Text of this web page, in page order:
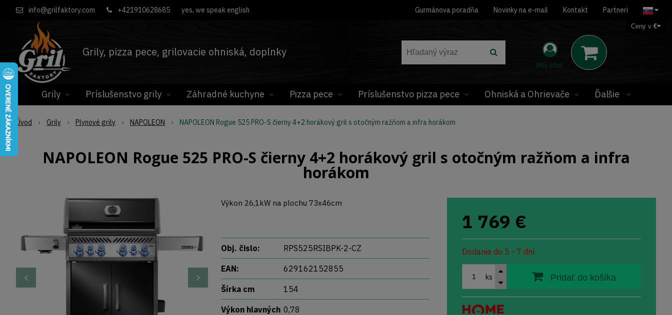
Grily, pizza pece, grilovacie ohniská, doplnky
info@grilfaktory.com +421910628685 yes, we speak english Gurmánova poradňa Novinky na e-mail Kontakt Partneri
Môj účet
Ceny v €
Grily Príslušenstvo grily Záhradné kuchyne Pizza pece Príslušenstvo pizza pece Ohniská a Ohrievače Ďalšie
Úvod Grily Plynové grily NAPOLEON NAPOLEON Rogue 525 PRO-S čierny 4+2 horákový gril s otočným ražňom a infra horákom
NAPOLEON Rogue 525 PRO-S čierny 4+2 horákový gril s otočným ražňom a infra
horákom
1 769 €
Dodanie do 5 - 7 dní
ks Pridať do košíka
Výkon 26,1kW na plochu 73x46cm
Obj. čislo: RPS525RSIBPK-2-CZ
EAN: 629162152855
Šírka cm 154
Výkon hlavných 0,78